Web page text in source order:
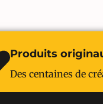
Produits
Des centaines de